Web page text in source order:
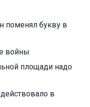
поменял букву в
войны
площади надо
в